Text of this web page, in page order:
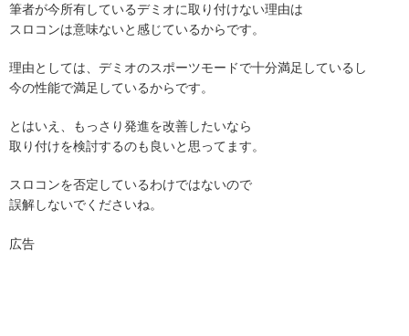
筆者が今所有しているデミオに取り付けない理由は
スロコンは意味ないと感じているからです。
理由としては、デミオのスポーツモードで十分満足しているし
今の性能で満足しているからです。
とはいえ、もっさり発進を改善したいなら
取り付けを検討するのも良いと思ってます。
スロコンを否定しているわけではないので
誤解しないでくださいね。
広告